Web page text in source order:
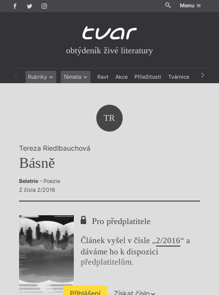
Menu
obtýdeník živé literatury
Rubriky Témata Ravt Akce Příležitosti Tvárnice Archiv
TR
Tereza Riedlbauchová
Básně
Beletrie– Poezie
Z čísla 2/2016
Pro předplatitele
Článek vyšel v čísle „2/2016“ a
dáváme ho k dispozici
předplatitelům.
Přihlášení Získat číslo